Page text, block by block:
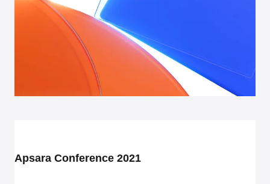
Apsara Conference 2021